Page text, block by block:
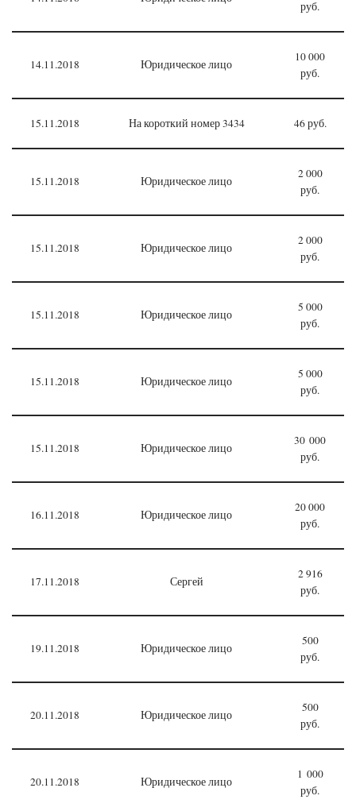
руб.
14.11.2018 Юридическое лицо
10 000
руб.
15.11.2018 На короткий номер 3434 46 руб.
15.11.2018 Юридическое лицо
2 000
руб.
15.11.2018 Юридическое лицо
2 000
руб.
15.11.2018 Юридическое лицо
5 000
руб.
15.11.2018 Юридическое лицо
5 000
руб.
15.11.2018 Юридическое лицо
30 000
руб.
16.11.2018 Юридическое лицо
20 000
руб.
17.11.2018 Сергей
2 916
руб.
19.11.2018 Юридическое лицо
500
руб.
20.11.2018 Юридическое лицо
500
руб.
20.11.2018 Юридическое лицо
1 000
руб.